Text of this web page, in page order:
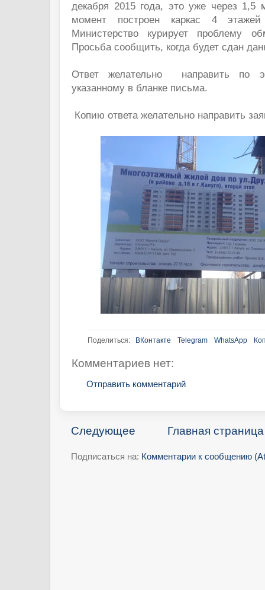
декабря 2015 года, это уже через 1,5
момент построен каркас 4
Министерство курирует проблему
Просьба сообщить, когда будет сдан
Ответ желательно направить по
указанному в бланке письма.
Копию ответа желательно направить
Поделиться: ВКонтакте Telegram WhatsApp
Комментариев нет:
Отправить комментарий
Следующее Главная страница
Подписаться на: Комментарии к сообщению